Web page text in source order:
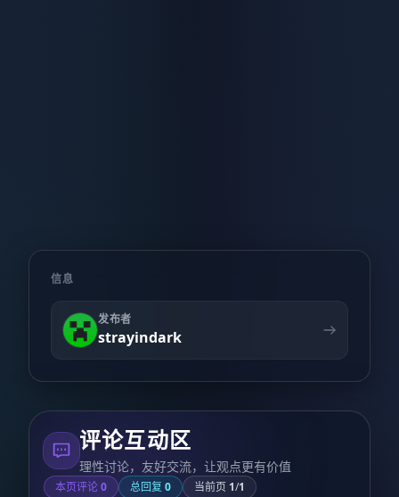
信息
发布者
strayindark
评论互动区
理性讨论，友好交流，让观点更有价值
本页评论0 总回复 0 当前页 1/1